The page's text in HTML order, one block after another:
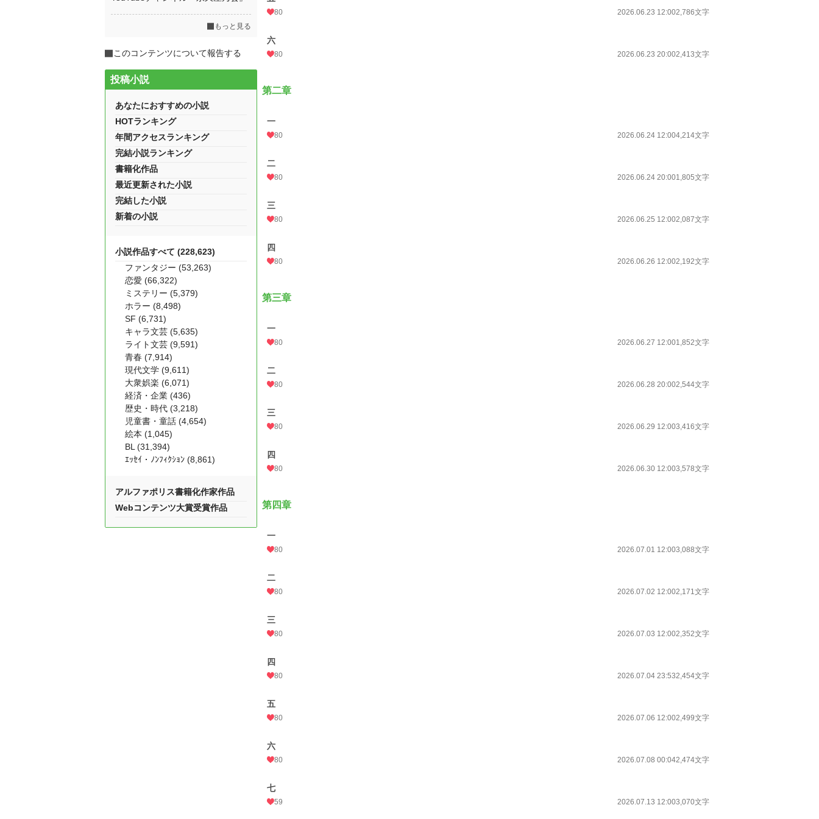
80 2026.06.23 12:002,786文字
六
80 2026.06.23 20:002,413文字
第二章
一
80 2026.06.24 12:004,214文字
二
80 2026.06.24 20:001,805文字
三
80 2026.06.25 12:002,087文字
四
80 2026.06.26 12:002,192文字
第三章
一
80 2026.06.27 12:001,852文字
二
80 2026.06.28 20:002,544文字
三
80 2026.06.29 12:003,416文字
四
80 2026.06.30 12:003,578文字
第四章
一
80 2026.07.01 12:003,088文字
二
80 2026.07.02 12:002,171文字
三
80 2026.07.03 12:002,352文字
四
80 2026.07.04 23:532,454文字
五
80 2026.07.06 12:002,499文字
六
80 2026.07.08 00:042,474文字
七
59 2026.07.13 12:003,070文字
もっと見る
このコンテンツについて報告する
投稿小説
あなたにおすすめの小説
HOTランキング
年間アクセスランキング
完結小説ランキング
書籍化作品
最近更新された小説
完結した小説
新着の小説
小説作品すべて (228,623)
ファンタジー (53,263)
恋愛 (66,322)
ミステリー (5,379)
ホラー (8,498)
SF (6,731)
キャラ文芸 (5,635)
ライト文芸 (9,591)
青春 (7,914)
現代文学 (9,611)
大衆娯楽 (6,071)
経済・企業 (436)
歴史・時代 (3,218)
児童書・童話 (4,654)
絵本 (1,045)
BL (31,394)
ｴｯｾｲ・ﾉﾝﾌｨｸｼｮﾝ (8,861)
アルファポリス書籍化作家作品
Webコンテンツ大賞受賞作品